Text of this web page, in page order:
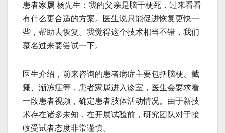
患者家属 杨先生：我的父亲是脑干梗死，过来看看
有什么更合适的方案。医生说只能促进恢复更快一
些，帮助去恢复。我觉得这个技术相当不错，我们
慕名过来要尝试一下。
医生介绍，前来咨询的患者病症主要包括脑梗、截
瘫、渐冻症等，患者家属进入诊室，医生会要求看
一段患者视频，确定患者肢体活动情况。由于新技
术存在诸多未知，在开展试验前，研究团队对于接
收受试者态度非常谨慎。